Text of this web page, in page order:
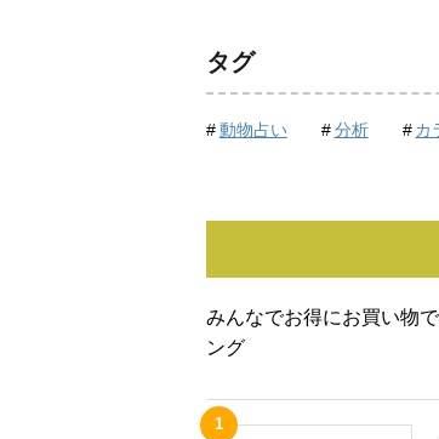
タグ
動物占い 分析 カ
みんなでお得にお買い物
ング